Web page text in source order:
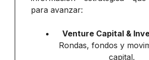
para avanzar:
Venture Capital &
Rondas, fondos y
capital.